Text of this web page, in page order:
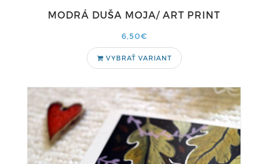
MODRÁ DUŠA MOJA/ ART PRINT
6,50€
VYBRAŤ VARIANT